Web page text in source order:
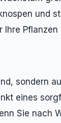
und
Pflanzen
sondern
eines
Sie nach